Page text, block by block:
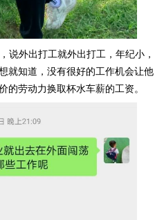
说外出打工就外出打工，年纪小，
就知道，没有很好的工作机会让他
的劳动力换取杯水车薪的工资。